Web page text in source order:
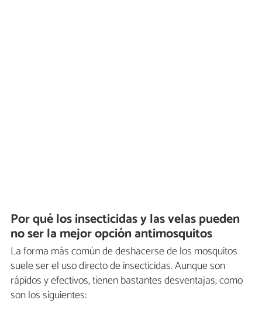
Por qué los insecticidas y las velas pueden
no ser la mejor opción antimosquitos
La forma más común de deshacerse de los mosquitos
suele ser el uso directo de insecticidas. Aunque son
rápidos y efectivos, tienen bastantes desventajas, como
son los siguientes: